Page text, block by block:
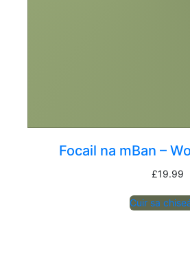
Focail na mBan –
£19.99
Cuir sa